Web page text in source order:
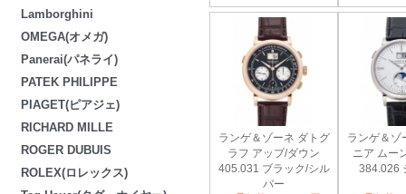
Lamborghini
OMEGA(オメガ)
Panerai(パネライ)
PATEK PHILIPPE
PIAGET(ピアジェ)
RICHARD MILLE
ROGER DUBUIS
ROLEX(ロレックス)
ランゲ＆ゾーネ ダトグ
ラフ アップ/ダウン
405.031 ブラック/シル
バー
ランゲ＆ゾ
ニア ムー
384.026